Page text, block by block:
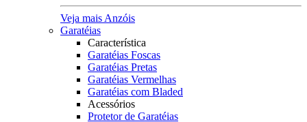
Veja mais Anzóis
Garatéias
Característica
Garatéias Foscas
Garatéias Pretas
Garatéias Vermelhas
Garatéias com Bladed
Acessórios
Protetor de Garatéias